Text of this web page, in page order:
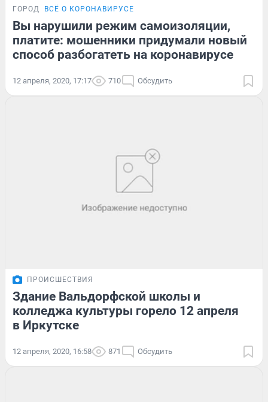
ГОРОД ВСЁ О КОРОНАВИРУСЕ
Вы нарушили режим самоизоляции,
платите: мошенники придумали новый
способ разбогатеть на коронавирусе
12 апреля, 2020, 17:17 710 Обсудить
ПРОИСШЕСТВИЯ
Здание Вальдорфской школы и
колледжа культуры горело 12 апреля
в Иркутске
12 апреля, 2020, 16:58 871 Обсудить